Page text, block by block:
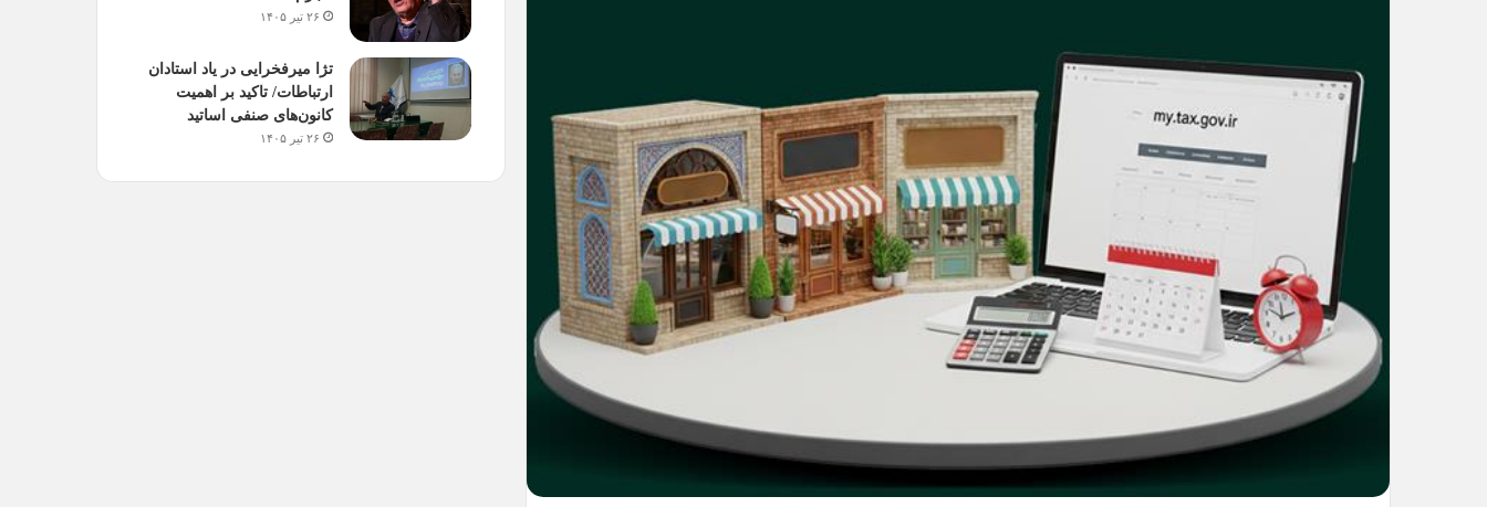
۲۶ تیر ۱۴۰۵
تژا میرفخرایی در یاد استادان
ارتباطات/ تاکید بر اهمیت
کانون‌های صنفی اساتید
۲۶ تیر ۱۴۰۵